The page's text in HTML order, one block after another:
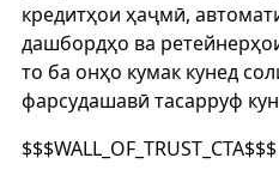
кредитҳои ҳаҷмӣ,
дашбордҳо ва
то ба онҳо кумак кунед
фарсудашавӣ тасарруф
$$$WALL_OF_TRUST_CTA$$$